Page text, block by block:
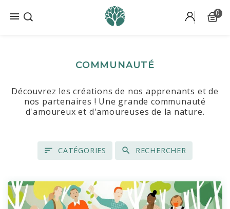
 0
COMMUNAUTÉ
Découvrez les créations de nos apprenants et de
nos partenaires ! Une grande communauté
d'amoureux et d'amoureuses de la nature.
CATÉGORIES RECHERCHER
COMMUNAUTÉ
CUISINE SAUVAGE
DÉCOUVERTE
ENVIRONNEMENT
FORMATION EN LIGNE